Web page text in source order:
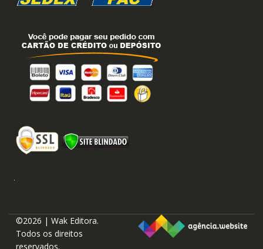
©2026 | Wak Editora.
Todos os direitos
reservados.